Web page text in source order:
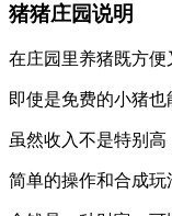
猪猪庄园说明
在庄园里养猪既方便
即使是免费的小猪
虽然收入不是特别
简单的操作和合成玩